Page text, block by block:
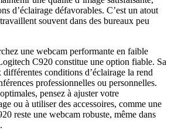
d’éclairage défavorables. C’est un atout
souvent dans des bureaux peu
une webcam performante en faible
C920 constitue une option fiable. Sa
différentes conditions d’éclairage la rend
professionnelles ou personnelles.
pensez à ajuster votre
ou à utiliser des accessoires, comme une
reste une webcam robuste, même dans